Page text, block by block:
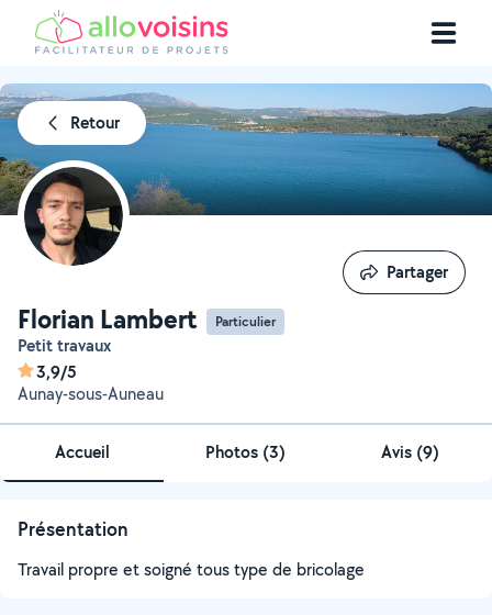
Retour
Florian Lambert Particulier
Petit travaux
3,9/5
Aunay-sous-Auneau
Partager
Partager
Accueil Photos (3) Avis (9)
Présentation
Travail propre et soigné tous type de bricolage